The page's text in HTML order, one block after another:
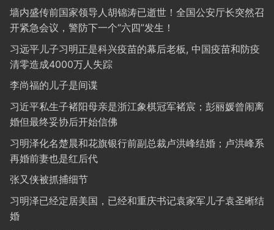
墙内盛传前国家领导人胡锦涛已逝世！全国公安厅长突然召
开紧急会议，警防下一个“六四”发生！
习远平儿子习明正是科兴疫苗的幕后老板, 中国疫苗和防疫
清零造成4000万人失踪
李尚福的儿子是间谍
习近平私生子褚阳母亲是浙江象棋冠军褚宸；彭丽媛曾闹离
婚但最终妥协后开始信佛
习明泽化名楚晨和花旗银行前副总裁卢洪峰结婚；卢洪峰系
再婚前妻也是红后代
张又侠被抓捕细节
习明泽已经定居美国，已经和重庆书记袁家军儿子袁圣晰结
婚